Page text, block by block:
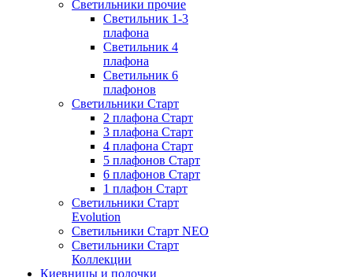
Светильники прочие
Светильник 1-3
плафона
Светильник 4
плафона
Светильник 6
плафонов
Светильники Старт
2 плафона Старт
3 плафона Старт
4 плафона Старт
5 плафонов Старт
6 плафонов Старт
1 плафон Старт
Светильники Старт
Evolution
Светильники Старт NEO
Светильники Старт
Коллекции
Киевницы и полочки